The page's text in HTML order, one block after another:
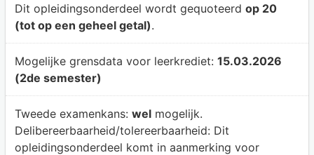
Dit opleidingsonderdeel wordt gequoteerd op 20
(tot op een geheel getal).
Mogelijke grensdata voor leerkrediet: 15.03.2026
(2de semester)
Tweede examenkans: welmogelijk.
Delibereerbaarheid/tolereerbaarheid: Dit
opleidingsonderdeel komt in aanmerking voor